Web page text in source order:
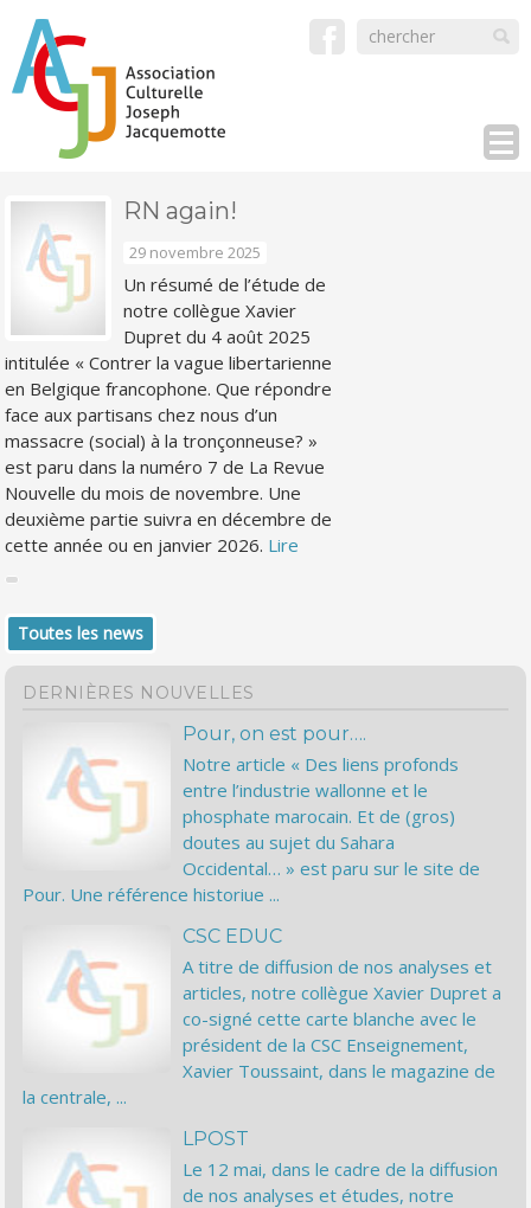
RN again!
29 novembre 2025
Un résumé de l’étude de
notre collègue Xavier
Dupret du 4 août 2025
intitulée « Contrer la vague libertarienne
en Belgique francophone. Que répondre
face aux partisans chez nous d’un
massacre (social) à la tronçonneuse? »
est paru dans la numéro 7 de La Revue
Nouvelle du mois de novembre. Une
deuxième partie suivra en décembre de
cette année ou en janvier 2026. Lire
Toutes les news
DERNIÈRES NOUVELLES
Pour, on est pour….
Notre article « Des liens profonds
entre l’industrie wallonne et le
phosphate marocain. Et de (gros)
doutes au sujet du Sahara
Occidental… » est paru sur le site de
Pour. Une référence historiue ...
CSC EDUC
A titre de diffusion de nos analyses et
articles, notre collègue Xavier Dupret a
co-signé cette carte blanche avec le
président de la CSC Enseignement,
Xavier Toussaint, dans le magazine de
la centrale, ...
LPOST
Le 12 mai, dans le cadre de la diffusion
de nos analyses et études, notre